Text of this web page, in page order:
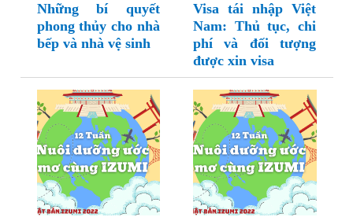
Những bí quyết
phong thủy cho nhà
bếp và nhà vệ sinh
Visa tái nhập Việt
Nam: Thủ tục, chi
phí và đối tượng
được xin visa